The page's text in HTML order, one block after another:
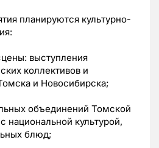
планируются культурно-
выступления
коллективов и
и Новосибирска;
объединений Томской
национальной культурой,
блюд;